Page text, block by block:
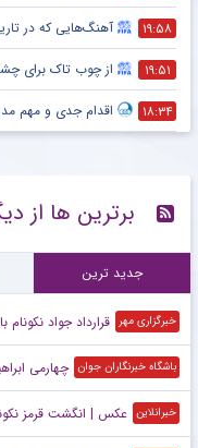
۱۹:۵۸ آهنگ‌هایی که در تاریخ
۱۹:۵۱ از چوب تاک برای چشم
۱۸:۳۴ اقدام جدی و مهم
برترین ها از
جدید ترین
خبرگزاری مهر قرارداد جواد
باشگاه خبرنگاران جوان چهارمی
خبرانلاین عکس | انگشت قرمز